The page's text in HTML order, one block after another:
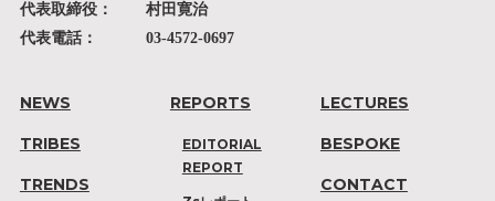
代表取締役：
村田寛治
代表電話：
03-4572-0697
NEWS
TRIBES
TRENDS
REPORTS
EDITORIAL
REPORT
LECTURES
BESPOKE
CONTACT